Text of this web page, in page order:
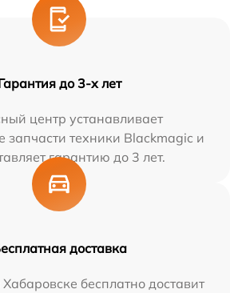
до 3-х лет
центр устанавливает
запчасти техники Blackmagic и
гарантию до 3 лет.
доставка
бесплатно доставит